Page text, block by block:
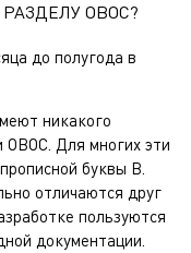
ОВОС?
до полугода в
никакого
ОВОС. Для многих эти
буквы В.
отличаются друг
пользуются
документации.